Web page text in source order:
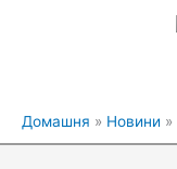
Домашня Новини